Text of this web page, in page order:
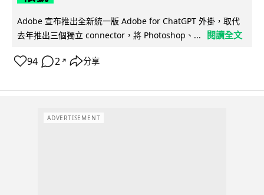
Adobe 宣布推出全新統一版 Adobe for ChatGPT 外掛，取代
去年推出三個獨立 connector，將 Photoshop、...
閱讀全文
94 2 ↗ 分享
ADVERTISEMENT